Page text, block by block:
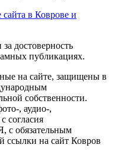
достоверность
публикациях.
на сайте, защищены в
собственности.
, аудио-,
согласия
с обязательным
ссылки на сайт Ковров